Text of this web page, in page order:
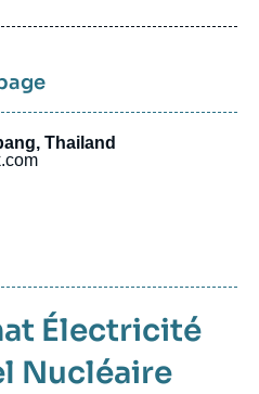
Thailand
Électricité
Nucléaire